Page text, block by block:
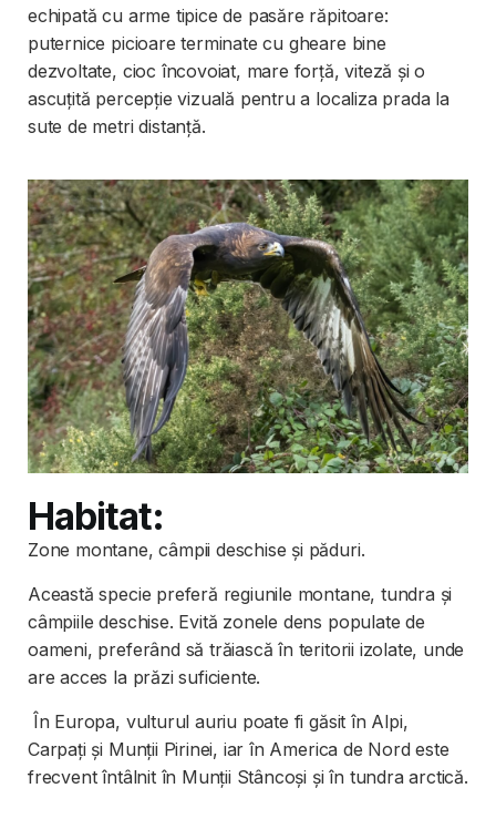
echipată cu arme tipice de pasăre răpitoare:
puternice picioare terminate cu gheare bine
dezvoltate, cioc încovoiat, mare forță, viteză și o
ascuțită percepție vizuală pentru a localiza prada la
sute de metri distanță.
Habitat:
Zone montane, câmpii deschise și păduri.
Această specie preferă regiunile montane, tundra și
câmpiile deschise. Evită zonele dens populate de
oameni, preferând să trăiască în teritorii izolate, unde
are acces la prăzi suficiente.
În Europa, vulturul auriu poate fi găsit în Alpi,
Carpați și Munții Pirinei, iar în America de Nord este
frecvent întâlnit în Munții Stâncoși și în tundra arctică.